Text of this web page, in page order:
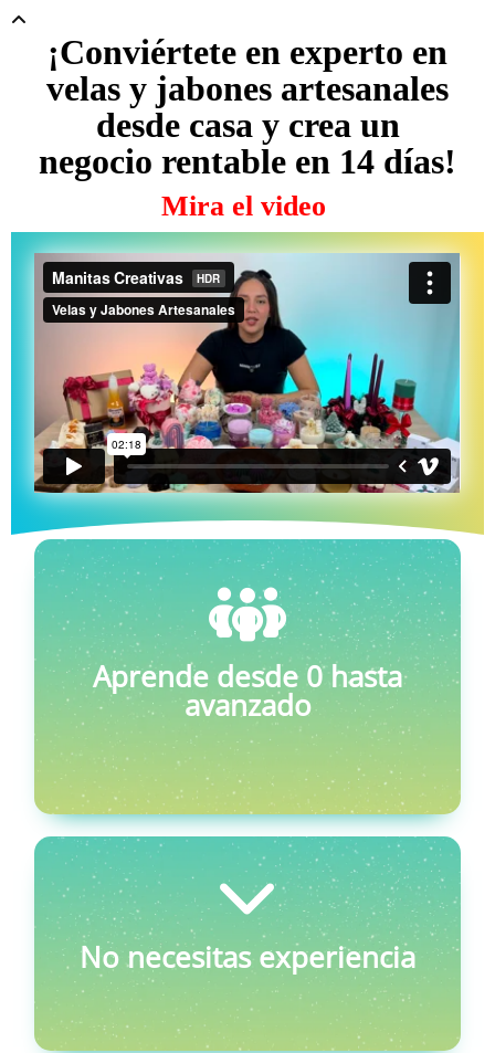
¡Conviértete en experto en
velas y jabones artesanales
desde casa y crea un
negocio rentable en 14 días!
Mira el video
Aprende desde 0 hasta
avanzado
No necesitas experiencia